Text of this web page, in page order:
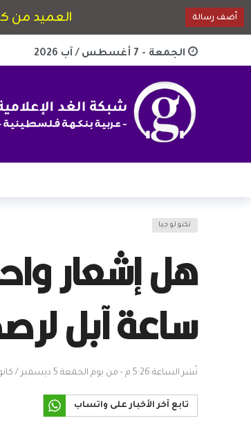
الجمعة - 7 أغسطس / آب 2026
تكنولوجيا
هل إشعار
ساعة آبل
نُشر الساعة 5:26 م - من يوم الجمعة 5 ديسمبر / كانون الأول 2025
تابع آخر الأخبار على واتساب